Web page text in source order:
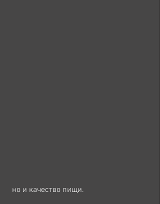
но и качество пищи.